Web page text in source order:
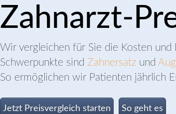
Zahnarzt-
Wir vergleichen für Sie die Kosten und
Schwerpunkte sind Zahnersatz und
So ermöglichen wir Patienten jährlich
Jetzt Preisvergleich starten So geht es